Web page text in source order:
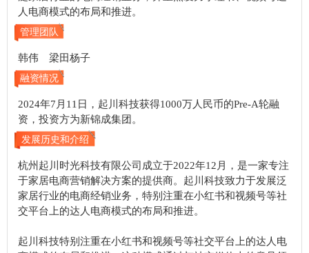
人电商模式的布局和推进。
管理团队
韩伟 梁田杨子
融资情况
2024年7月11日，起川科技获得1000万人民币的Pre-A轮融
资，投资方为新锦成集团。
发展历史和介绍
杭州起川时光科技有限公司成立于2022年12月，是一家专注
于家居电商营销解决方案的提供商。起川科技致力于发展泛
家居行业的电商经销业务，特别注重在小红书和视频号等社
交平台上的达人电商模式的布局和推进。
起川科技特别注重在小红书和视频号等社交平台上的达人电